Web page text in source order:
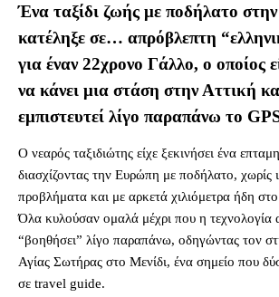
Ένα ταξίδι ζωής με ποδήλατο
κατέληξε σε… απρόβλεπτη
για έναν 22χρονο Γάλλο, ο οποίος
να κάνει μια στάση στην Αττική
εμπιστευτεί λίγο παραπάνω το
Ο νεαρός ταξιδιώτης είχε ξεκινήσει ένα
διασχίζοντας την Ευρώπη με ποδήλατο, χωρίς
προβλήματα και με αρκετά χιλιόμετρα ήδη
Όλα κυλούσαν ομαλά μέχρι που η τεχνολογία
“βοηθήσει” λίγο παραπάνω, οδηγώντας τον
Αγίας Σωτήρας στο Μενίδι, ένα σημείο που
σε travel guide.